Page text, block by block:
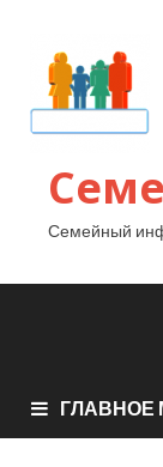
Семейный